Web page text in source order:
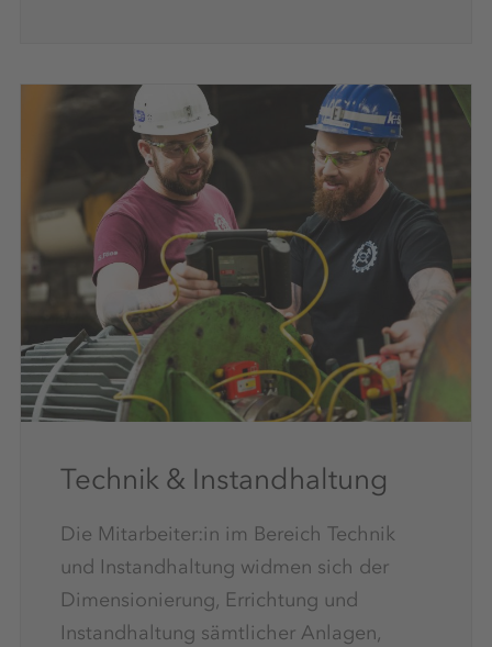
Technik & Instandhaltung
Die Mitarbeiter:in im Bereich Technik
und Instandhaltung widmen sich der
Dimensionierung, Errichtung und
Instandhaltung sämtlicher Anlagen,